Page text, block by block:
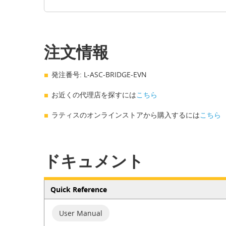
注文情報
発注番号: L-ASC-BRIDGE-EVN
お近くの代理店を探すにはこちら
ラティスのオンラインストアから購入するにはこちら
ドキュメント
Quick Reference
User Manual